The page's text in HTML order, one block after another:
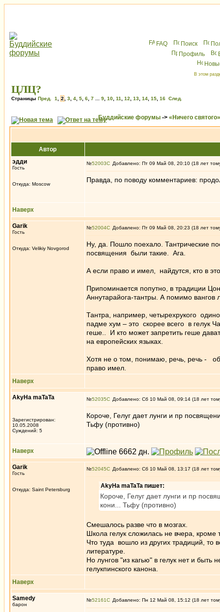
FAQ Поиск
Профиль
В этом
ЦЛЦ?
Страницы Пред. 1 2 3 4 5 6 7 9 10 11 12 13 14 15 16 След.
Буддийские форумы -> «Ничего святого»
Автор
эдди
Гость
Откуда: Moscow
№52003 Добавлено: Пт 09 Май 08, 20:10 (18 лет
Правда, по поводу комментариев:
Наверх
Garik
Гость
Откуда: Velikiy Novgorod
№52004 Добавлено: Пт 09 Май 08, 20:23 (18 лет
Ну, да. Пошло поехало. Тантрические
посвящения были такие. Ага.
А если право и имел, найдутся, кто в
Припоминается попутно, в традиции
Аннутарайога-тантры. А помимо вангов
Тантра, например, четырехрукого
падме хум – это скорее всего в гелук
геше.. И кто может запретить геше
на европейских языках.
Хотя не о том, понимаю, речь, речь - об
право имел.
Наверх
AkyHa maTaTa
Зарегистрирован:
10.05.2008
Суждений: 5
№52035 Добавлено: Сб 10 Май 08, 09:14 (18 лет
Короче, Гелуг дает лунги и пр
Тьфу (противно)
Наверх
Garik
Гость
Откуда: Saint Petersburg
№52045 Добавлено: Сб 10 Май 08, 13:17 (18 лет
AkyHa maTaTa пишет:
Короче, Гелуг дает лунги и пр
кони... Тьфу (противно)
Смешалось разве что в мозгах.
Школа гелук сложилась не вчера,
Что туда вошло из других традиций, то
литературе.
Но лунгов "из кагью" в гелук нет и быть
гелукпинского канона.
Наверх
Samedy
барон
№52161 Добавлено: Пн 12 Май 08, 15:12 (18 лет